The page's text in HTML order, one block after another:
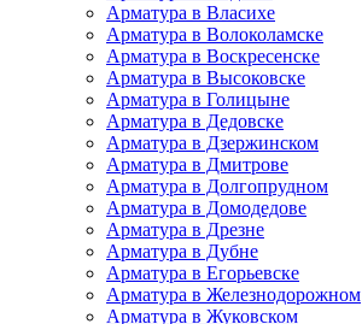
Арматура в Власихе
Арматура в Волоколамске
Арматура в Воскресенске
Арматура в Высоковске
Арматура в Голицыне
Арматура в Дедовске
Арматура в Дзержинском
Арматура в Дмитрове
Арматура в Долгопрудном
Арматура в Домодедове
Арматура в Дрезне
Арматура в Дубне
Арматура в Егорьевске
Арматура в Железнодорожном
Арматура в Жуковском